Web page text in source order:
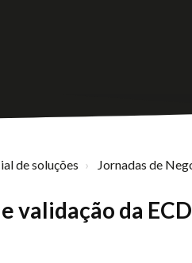
de soluções Jornadas de
validação da ECD